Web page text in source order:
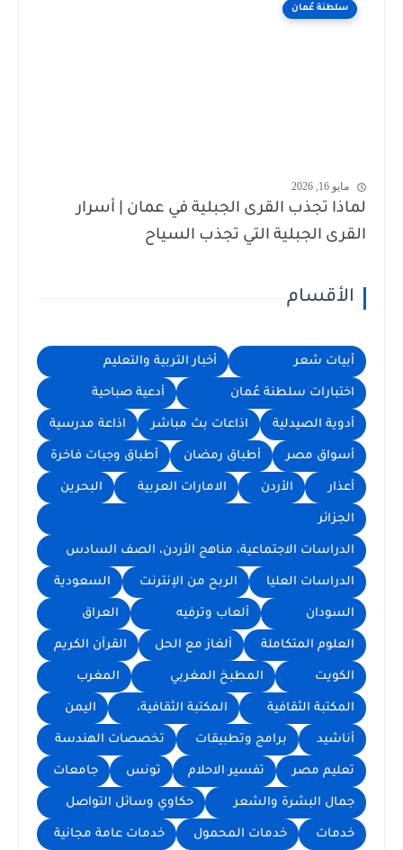
سلطنة عُمان
مايو 16, 2026
لماذا تجذب القرى الجبلية في عمان | أسرار
القرى الجبلية التي تجذب السياح
الأقسام
أبيات شعر أخبار التربية والتعليم
اختبارات سلطنة عُمان أدعية صباحية
أدوية الصيدلية اذاعات بث مباشر اذاعة مدرسية
أسواق مصر أطباق رمضان أطباق وجبات فاخرة
أعذار الأردن الامارات العربية البحرين
الجزائر
الدراسات الاجتماعية، مناهج الأردن، الصف السادس
الدراسات العليا الربح من الإنترنت السعودية
السودان ألعاب وترفيه العراق
العلوم المتكاملة ألغاز مع الحل القرآن الكريم
الكويت المطبخ المغربي المغرب
المكتبة الثقافية المكتبة الثقافية، اليمن
أناشيد برامج وتطبيقات تخصصات الهندسة
تعليم مصر تفسير الاحلام تونس جامعات
جمال البشرة والشعر حكاوي وسائل التواصل
خدمات خدمات المحمول خدمات عامة مجانية